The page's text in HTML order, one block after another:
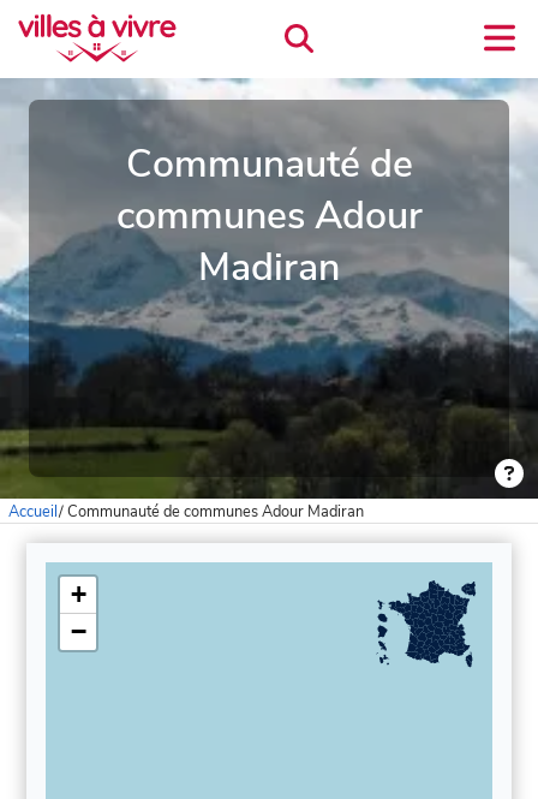
Communauté de
communes Adour
Madiran
Accueil/Communauté de communes Adour Madiran
+
−